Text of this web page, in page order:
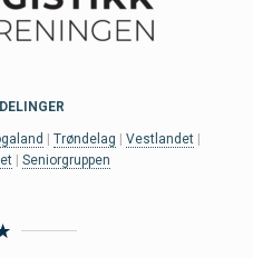
|Trøndelag |Vestlandet
|Seniorgruppen